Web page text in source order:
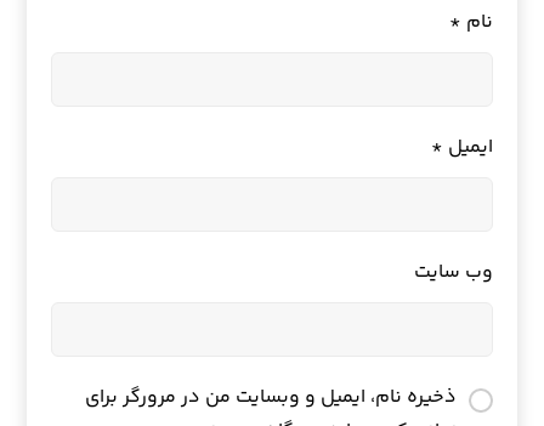
نام *
ایمیل *
وب‌ سایت
ذخیره نام، ایمیل و وبسایت من در مرورگر برای